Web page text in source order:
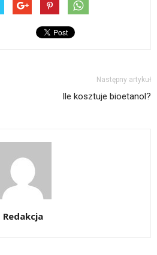
Następny artykuł
Ile kosztuje bioetanol?
Redakcja